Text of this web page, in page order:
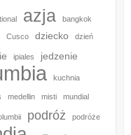
azja bangkok
Cusco dziecko dzień
ipiales jedzenie
kuchnia
medellin misti mundial
podróż podróże